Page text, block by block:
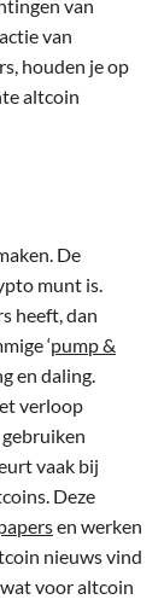
van
van
houden je op
altcoin
De
munt is.
heeft, dan
‘pump &
en daling.
verloop
vaak bij
Deze
en werken
nieuws vind
voor altcoin